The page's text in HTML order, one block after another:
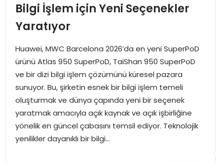
EĞITIM
GÜNDEM
MAGAZIN
Bilgi İşlem için Yeni Seçenekler
Yaratıyor
Huawei, MWC Barcelona 2026’da en yeni SuperPoD
ürünü Atlas 950 SuperPoD, TaiShan 950 SuperPoD
ve bir dizi bilgi işlem çözümünü küresel pazara
sunuyor. Bu, şirketin esnek bir bilgi işlem temeli
oluşturmak ve dünya çapında yeni bir seçenek
yaratmak amacıyla açık kaynak ve açık işbirliğine
yönelik en güncel çabasını temsil ediyor. Teknolojik
yenilikler dayanıklı bir bilgi…